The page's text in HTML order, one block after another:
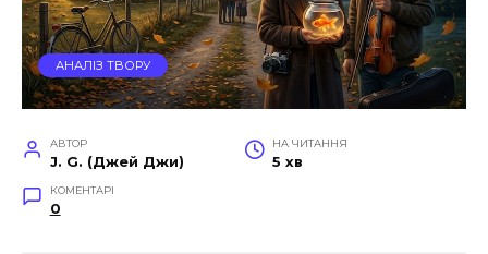
АНАЛІЗ ТВОРУ
АВТОР
J. G. (Джей Джи)
НА ЧИТАННЯ
5 хв
КОМЕНТАРІ
0